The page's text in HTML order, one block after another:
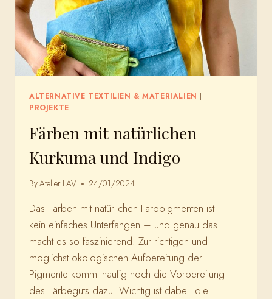
ALTERNATIVE TEXTILIEN & MATERIALIEN |
PROJEKTE
Färben mit natürlichen
Kurkuma und Indigo
ByAtelier LAV 24/01/2024
Das Färben mit natürlichen Farbpigmenten ist
kein einfaches Unterfangen – und genau das
macht es so faszinierend. Zur richtigen und
möglichst ökologischen Aufbereitung der
Pigmente kommt häufig noch die Vorbereitung
des Färbeguts dazu. Wichtig ist dabei: die